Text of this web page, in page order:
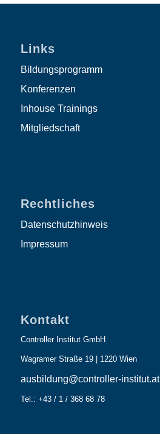
Links
Bildungsprogramm
Konferenzen
Inhouse Trainings
Mitgliedschaft
Rechtliches
Datenschutzhinweis
Impressum
Kontakt
Controller Institut GmbH
Wagramer Straße 19 | 1220 Wien
ausbildung@controller-institut.at
Tel.: +43 / 1 / 368 68 78